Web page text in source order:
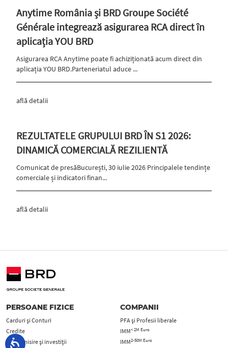
Anytime România și BRD Groupe Société
Générale integrează asigurarea RCA direct în
aplicația YOU BRD
Asigurarea RCA Anytime poate fi achiziționată acum direct din
aplicația YOU BRD.Parteneriatul aduce ...
află detalii
REZULTATELE GRUPULUI BRD ÎN S1 2026:
DINAMICĂ COMERCIALĂ REZILIENTĂ
Comunicat de presăBucurești, 30 iulie 2026 Principalele tendințe
comerciale și indicatori finan...
află detalii
PERSOANE FIZICE
Carduri şi Conturi
Credite
Economisire și investiții
COMPANII
PFA şi Profesii liberale
IMM< 2M Euro
IMM2-50M Euro